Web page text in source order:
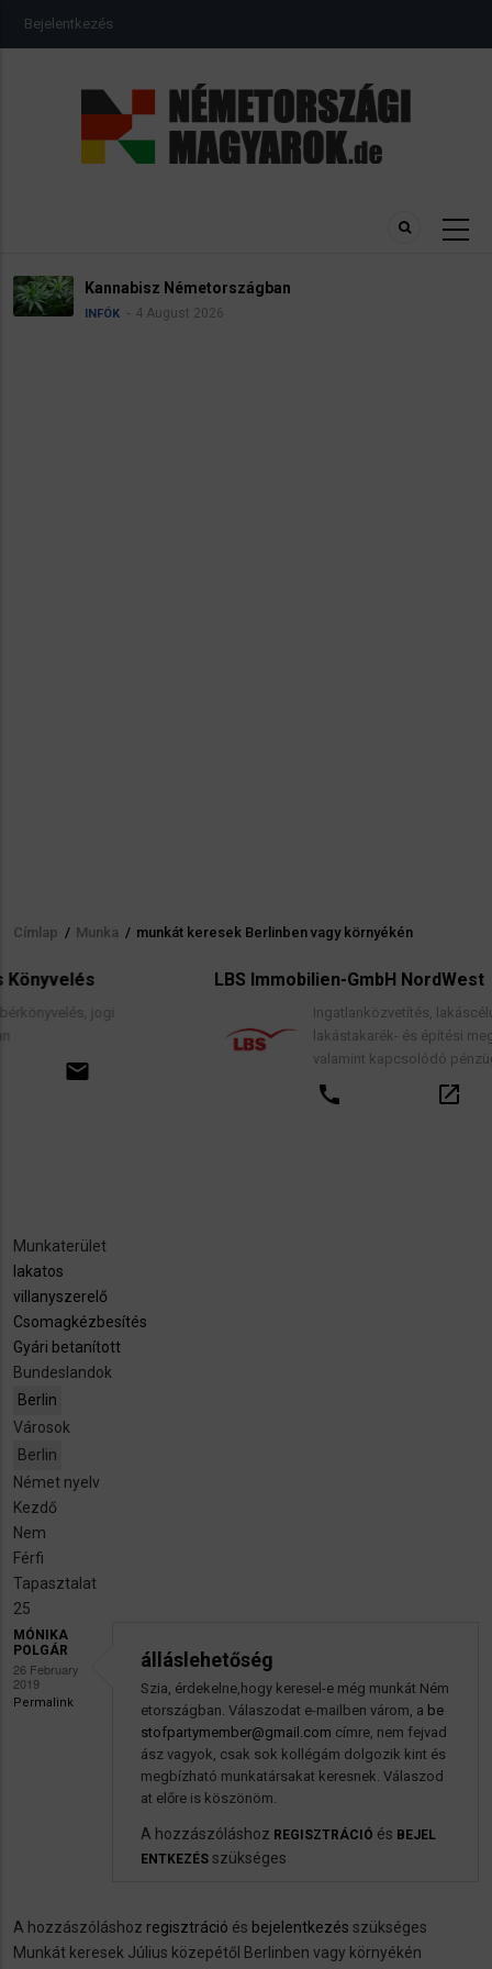
USER
ACCOUNT
Bejelentkezés
Kannabisz Németországban
INFÓK 4 August 2026
Morzsa
Címlap / Munka / munkát keresek Berlinben vagy környékén
LBS Immobilien-GmbH NordWest
Ingatlanközvetítés, lakáscélú
lakástakarék- és építési megtakarítási
valamint kapcsolódó pénzügyi
Munkaterület
lakatos
villanyszerelő
Csomagkézbesítés
Gyári betanított
Bundeslandok
Berlin
Városok
Berlin
Német nyelv
Kezdő
Nem
Férfi
Tapasztalat
25
MÓNIKA
POLGÁR
26 February
2019
Permalink
álláslehetőség
Szia, érdekelne,hogy keresel-e még munkát Ném
etországban. Válaszodat e-mailben várom, a be
stofpartymember@gmail.com címre, nem fejvad
ász vagyok, csak sok kollégám dolgozik kint és
megbízható munkatársakat keresnek. Válaszod
at előre is köszönöm.
A hozzászóláshoz REGISZTRÁCIÓ és BEJEL
ENTKEZÉS szükséges
A hozzászóláshoz regisztráció és bejelentkezés szükséges
Munkát keresek Július közepétől Berlinben vagy környékén